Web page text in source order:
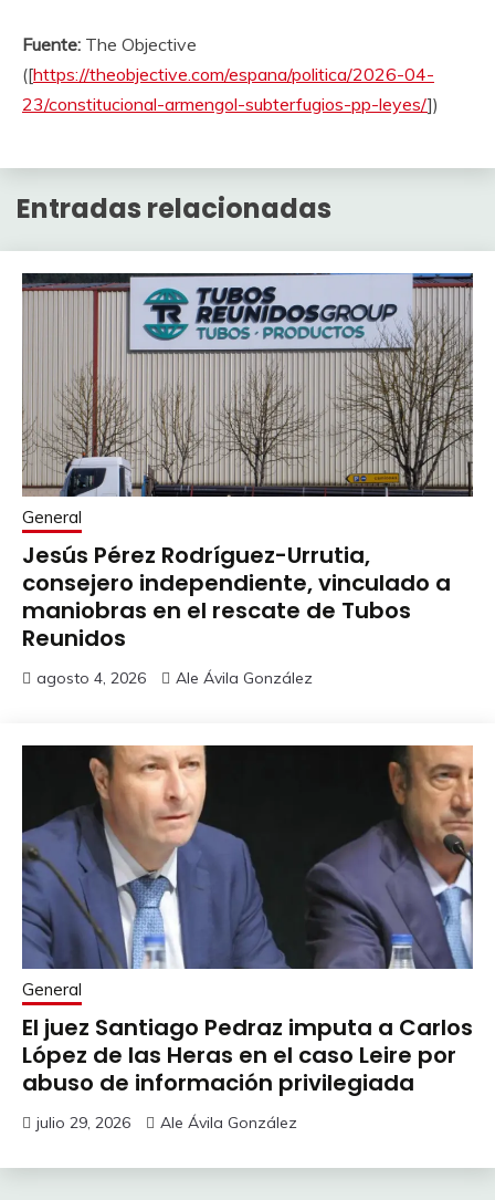
Fuente: The Objective
([https://theobjective.com/espana/politica/2026-04-
23/constitucional-armengol-subterfugios-pp-leyes/])
Entradas relacionadas
General
Jesús Pérez Rodríguez-Urrutia,
consejero independiente, vinculado a
maniobras en el rescate de Tubos
Reunidos
agosto 4, 2026 Ale Ávila González
General
El juez Santiago Pedraz imputa a Carlos
López de las Heras en el caso Leire por
abuso de información privilegiada
julio 29, 2026 Ale Ávila González